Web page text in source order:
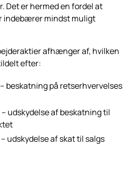
Det er hermed en fordel at
indebærer mindst muligt
afhænger af, hvilken
efter:
– beskatning på retserhvervelses
– udskydelse af beskatning til
– udskydelse af skat til salgs